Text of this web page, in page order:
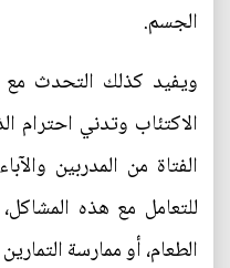
الجسم.
ويفيد كذلك التحدث
الاكتئاب وتدني احترام
الفتاة من المدربين
للتعامل مع هذه
الطعام، أو ممارسة